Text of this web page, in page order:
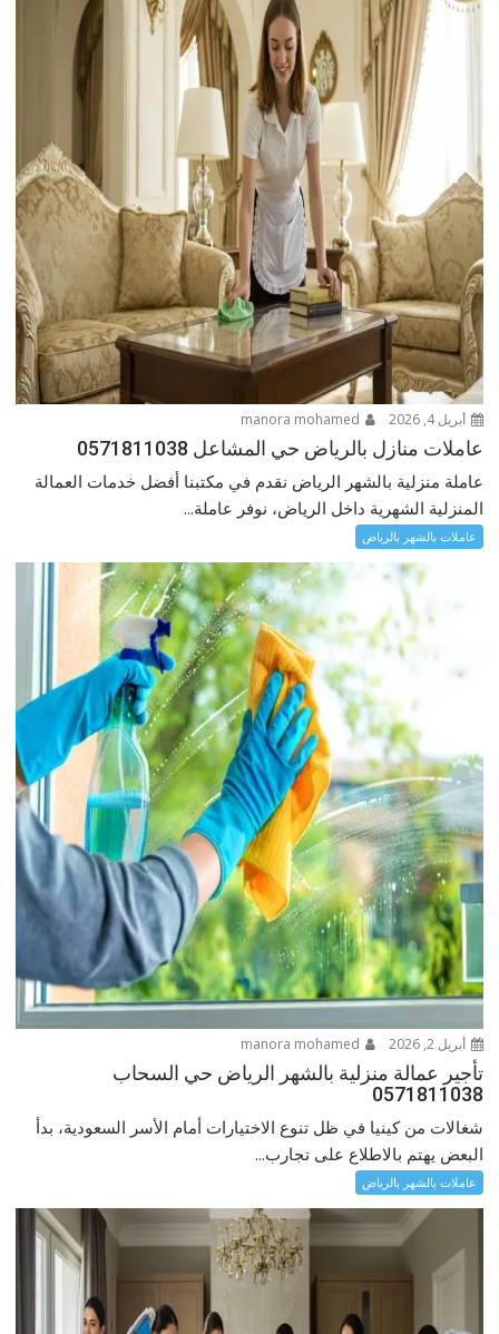
أبريل 4, 2026
عاملات منازل بالرياض حي المشاعل 0571811038
عاملة منزلية بالشهر الرياض نقدم في مكتبنا أفضل خدمات العمالة
المنزلية الشهرية داخل الرياض، نوفر عاملة...
عاملات بالشهر بالرياض
أبريل 2, 2026
تأجير عمالة منزلية بالشهر الرياض حي السحاب
0571811038
شغالات من كينيا في ظل تنوع الاختيارات أمام الأسر السعودية، بدأ
البعض يهتم بالاطلاع على تجارب...
عاملات بالشهر بالرياض